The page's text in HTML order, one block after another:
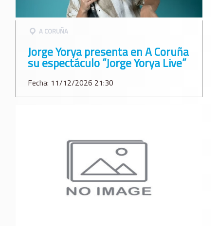
A CORUÑA
Jorge Yorya presenta en A Coruña
su espectáculo “Jorge Yorya Live”
Fecha: 11/12/2026 21:30